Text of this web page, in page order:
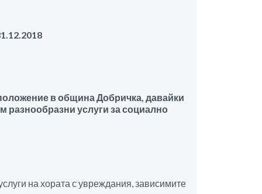
в община Добричка, давайки
разнообразни услуги за социално
на хората с увреждания, зависимите